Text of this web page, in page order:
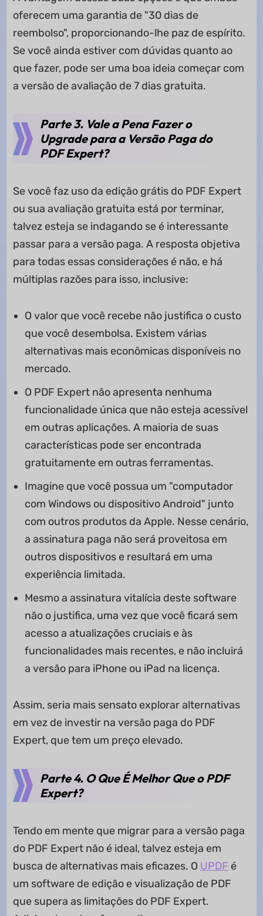
oferecem uma garantia de "30 dias de
reembolso", proporcionando-lhe paz de espírito.
Se você ainda estiver com dúvidas quanto ao
que fazer, pode ser uma boa ideia começar com
a versão de avaliação de 7 dias gratuita.
Parte 3. Vale a Pena Fazer o
Upgrade para a Versão Paga do
PDF Expert?
Se você faz uso da edição grátis do PDF Expert
ou sua avaliação gratuita está por terminar,
talvez esteja se indagando se é interessante
passar para a versão paga. A resposta objetiva
para todas essas considerações é não, e há
múltiplas razões para isso, inclusive:
O valor que você recebe não justifica o custo
que você desembolsa. Existem várias
alternativas mais econômicas disponíveis no
mercado.
O PDF Expert não apresenta nenhuma
funcionalidade única que não esteja acessível
em outras aplicações. A maioria de suas
características pode ser encontrada
gratuitamente em outras ferramentas.
Imagine que você possua um "computador
com Windows ou dispositivo Android" junto
com outros produtos da Apple. Nesse cenário,
a assinatura paga não será proveitosa em
outros dispositivos e resultará em uma
experiência limitada.
Mesmo a assinatura vitalícia deste software
não o justifica, uma vez que você ficará sem
acesso a atualizações cruciais e às
funcionalidades mais recentes, e não incluirá
a versão para iPhone ou iPad na licença.
Assim, seria mais sensato explorar alternativas
em vez de investir na versão paga do PDF
Expert, que tem um preço elevado.
Parte 4. O Que É Melhor Que o PDF
Expert?
Tendo em mente que migrar para a versão paga
do PDF Expert não é ideal, talvez esteja em
busca de alternativas mais eficazes. O UPDF é
um software de edição e visualização de PDF
que supera as limitações do PDF Expert.